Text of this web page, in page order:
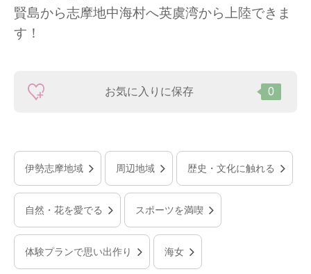
賢島から志摩地中海村へ英虞湾から上陸できま
す！
お気に入りに保存 0
伊勢志摩地域 周辺地域 歴史・文化に触れる
自然・花を愛でる スポーツを満喫
体験プランで思い出作り 海女